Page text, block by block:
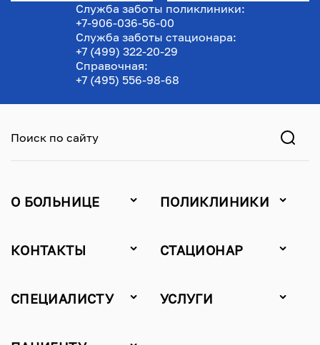
Служба заботы поликлиники:
+7-906-036-56-00
Служба заботы стационара:
+7 (499) 322-20-29
Справочная:
+7 (495) 556-98-68
Поиск по сайту
О БОЛЬНИЦЕ ПОЛИКЛИНИКИ
КОНТАКТЫ СТАЦИОНАР
СПЕЦИАЛИСТУ УСЛУГИ